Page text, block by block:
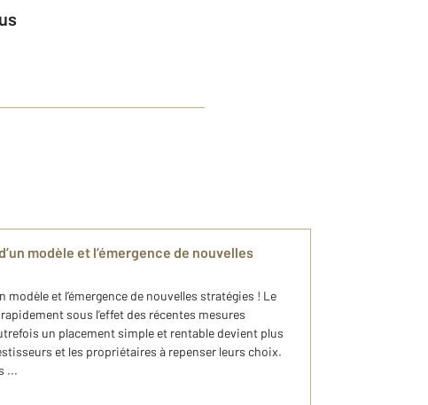
modèle et l’émergence de nouvelles
modèle et l’émergence de nouvelles stratégies ! Le
sous l’effet des récentes mesures
un placement simple et rentable devient plus
et les propriétaires à repenser leurs choix.
...